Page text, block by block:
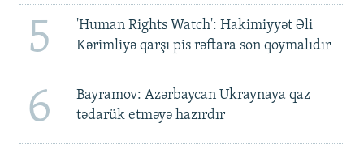
5
'Human Rights Watch': Hakimiyyət Əli
Kərimliyə qarşı pis rəftara son qoymalıdır
6
Bayramov: Azərbaycan Ukraynaya qaz
tədarük etməyə hazırdır